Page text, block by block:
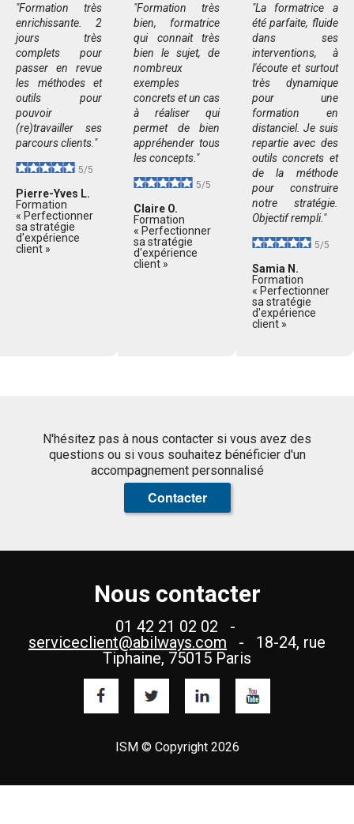
"Formation très
enrichissante. 2
jours très
complets pour
passer en revue
les méthodes et
outils pour
pouvoir
(re)travailler ses
parcours clients."
5/5
Pierre-Yves L.
Formation
« Perfectionner
sa stratégie
d'expérience
client »
"Formation très
bien, formatrice
qui connait très
bien le sujet, de
nombreux
exemples
concrets et un cas
à réaliser qui
permet de bien
appréhender tous
les concepts."
5/5
Claire O.
Formation
« Perfectionner
sa stratégie
d'expérience
client »
"La formatrice a
été parfaite, fluide
dans ses
interventions, à
l'écoute et surtout
très dynamique
pour une
formation en
distanciel. Je suis
repartie avec des
outils concrets et
de la méthode
pour construire
notre stratégie.
Objectif rempli."
5/5
Samia N.
Formation
« Perfectionner
sa stratégie
d'expérience
client »
N'hésitez pas à nous contacter si vous avez des
questions ou si vous souhaitez bénéficier d'un
accompagnement personnalisé
Contacter
Nous contacter
01 42 21 02 02 -
serviceclient@abilways.com - 18-24, rue
Tiphaine, 75015 Paris
ISM © Copyright 2026